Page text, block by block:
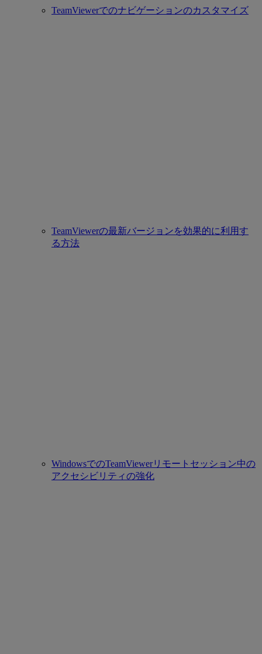
TeamViewerでのナビゲーションのカスタマイズ
TeamViewerの最新バージョンを効果的に利用す
る方法
WindowsでのTeamViewerリモートセッション中の
アクセシビリティの強化